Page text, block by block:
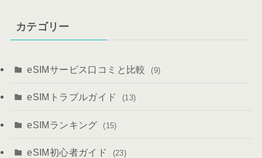
カテゴリー
eSIMサービス口コミと比較 (9)
eSIMトラブルガイド (13)
eSIMランキング (15)
eSIM初心者ガイド (23)